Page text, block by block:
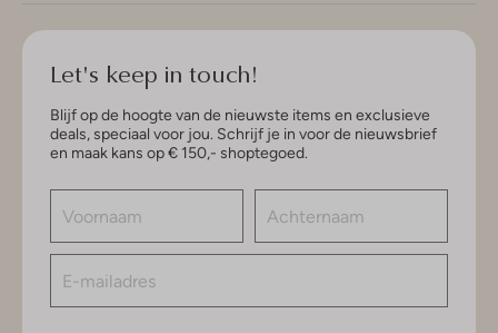
Let's keep in touch!
Blijf op de hoogte van de nieuwste items en exclusieve
deals, speciaal voor jou. Schrijf je in voor de nieuwsbrief
en maak kans op € 150,- shoptegoed.